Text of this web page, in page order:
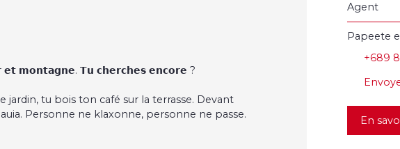
𝗲𝘁 𝗺𝗼𝗻𝘁𝗮𝗴𝗻𝗲. 𝗧𝘂 𝗰𝗵𝗲𝗿𝗰𝗵𝗲𝘀 𝗲𝗻𝗰𝗼𝗿𝗲 ?
jardin, tu bois ton café sur la terrasse. Devant
Personne ne klaxonne, personne ne passe.
Agent
Papeete
+689
En